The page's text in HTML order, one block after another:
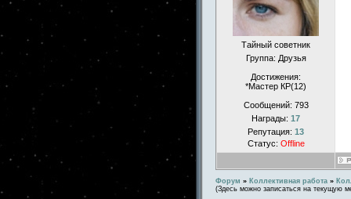
Тайный советник
Группа: Друзья
Достижения:
*Мастер КР(12)
Сообщений: 793
Награды: 17
Репутация: 13
Статус: Offline
Форум » Коллективная работа »
(Здесь можно записаться на текущую